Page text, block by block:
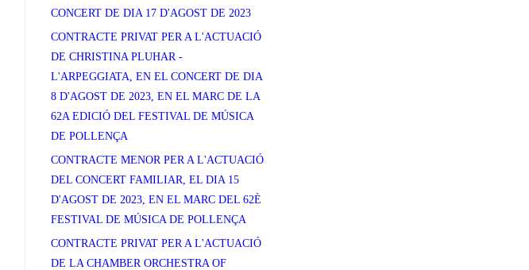
CONCERT DE DIA 17 D'AGOST DE 2023
CONTRACTE PRIVAT PER A L'ACTUACIÓ
DE CHRISTINA PLUHAR -
L'ARPEGGIATA, EN EL CONCERT DE DIA
8 D'AGOST DE 2023, EN EL MARC DE LA
62A EDICIÓ DEL FESTIVAL DE MÚSICA
DE POLLENÇA
CONTRACTE MENOR PER A L'ACTUACIÓ
DEL CONCERT FAMILIAR, EL DIA 15
D'AGOST DE 2023, EN EL MARC DEL 62È
FESTIVAL DE MÚSICA DE POLLENÇA
CONTRACTE PRIVAT PER A L'ACTUACIÓ
DE LA CHAMBER ORCHESTRA OF